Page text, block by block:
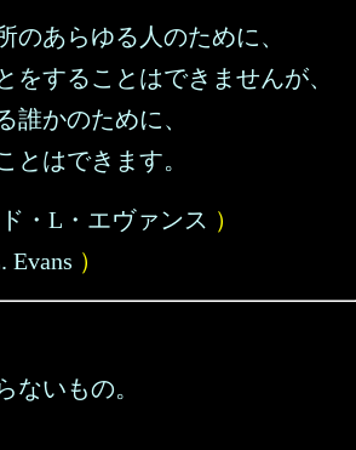
のあらゆる人のために、
をすることはできませんが、
誰かのために、
とはできます。
・L・エヴァンス ）
Evans ）
ないもの。